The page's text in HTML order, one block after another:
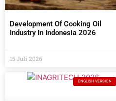
Development Of Cooking Oil
Industry In Indonesia 2026
15 Juli 2026
ENGLISH VERSION